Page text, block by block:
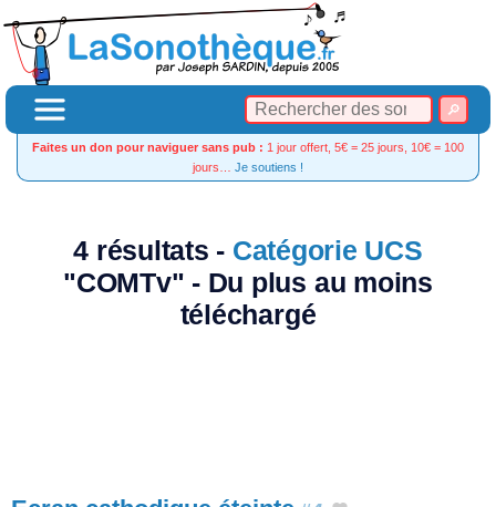
Faites un don pour naviguer sans pub : 1 jour offert, 5€ = 25 jours, 10€ = 100
jours… Je soutiens !
4 résultats - Catégorie UCS
"COMTv" - Du plus au moins
téléchargé